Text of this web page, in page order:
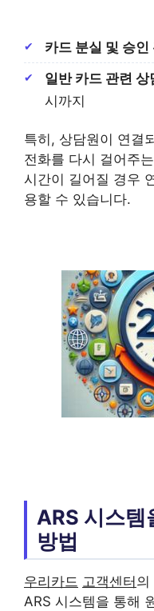
카드 분실 및 승인
일반 카드 관련 상
시까지
특히, 상담원이 연결
전화를 다시 걸어주
시간이 길어질 경우
용할 수 있습니다.
ARS 시스템
방법
우리카드 고객센터 의
ARS 시스템을 통해